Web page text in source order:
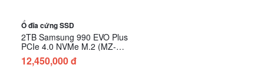
Ổ đĩa cứng SSD
2TB Samsung 990 EVO Plus
PCIe 4.0 NVMe M.2 (MZ-
V9S2T0BW)
12,450,000 đ